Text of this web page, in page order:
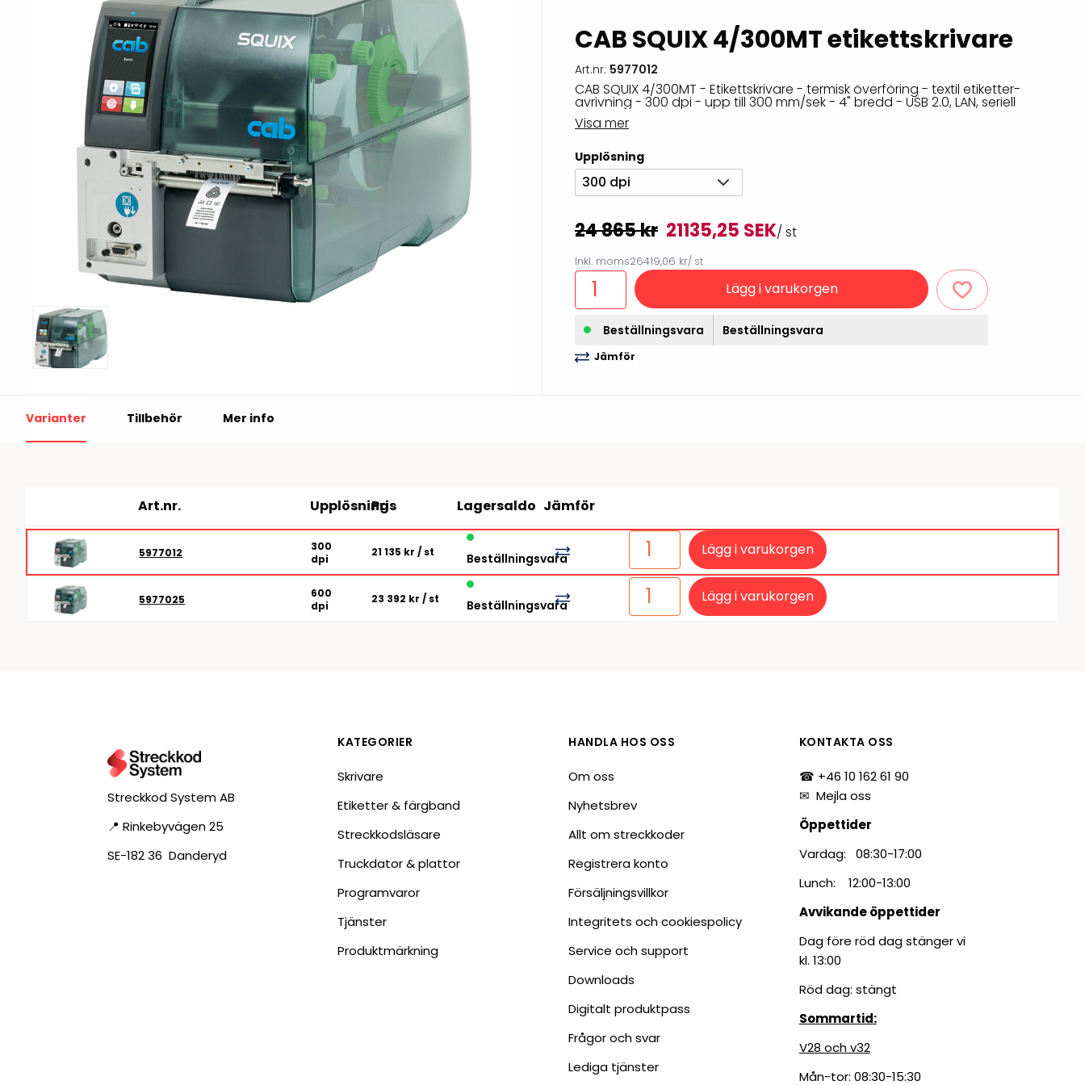
Print & Apply
Kringutrustning
Tillbehör skrivare
Etiketthållare och tillbehör
Förbrukning
bläckstråleskrivare
Varningsetiketter
och pekskärmar
RFID Handdatorer
RFID Skrivare
RFID Etiketter
Fasta RFID Läsare
RFID Streckkodsläsare
Batteridrivna
arbetsstationer
Mobile Device Management
Tillbehör etikettprogram
Outlet-handdatorer
Outlet-skrivare
Outlet-
streckkodsläsare
VISITIQ: Besökssystem
WMSIQ: Lagersystem
Tag badge
Datorlös etikettutskrift och
CAB SQUIX 4/300MT etikettskrivare
Art.nr: 5977012
CAB SQUIX 4/300MT - Etikettskrivare - termisk överföring - textil etiketter-
avrivning - 300 dpi - upp till 300 mm/sek - 4" bredd - USB 2.0, LAN, seriell
Visa mer
Upplösning
300 dpi
24 865 kr 21135,25 SEK/ st
Inkl. moms26419,06 kr/ st
Lägg i varukorgen
Beställningsvara Beställningsvara
Jämför
Varianter Tillbehör Mer info
Art.nr. Upplösning
Pris Lagersaldo Jämför
5977012
300
dpi
21 135 kr / st Beställningsvara Lägg i varukorgen
5977025
600
dpi
23 392 kr / st Beställningsvara Lägg i varukorgen
Streckkod System AB
📍 Rinkebyvägen 25
SE-182 36 Danderyd
KATEGORIER
Skrivare
Etiketter & färgband
Streckkodsläsare
Truckdator & plattor
Programvaror
Tjänster
Produktmärkning
HANDLA HOS OSS
Om oss
Nyhetsbrev
Allt om streckkoder
Registrera konto
Försäljningsvillkor
Integritets och cookiespolicy
Service och support
Downloads
Digitalt produktpass
Frågor och svar
Lediga tjänster
KONTAKTA OSS
☎ +46 10 162 61 90
✉ Mejla oss
Öppettider
Vardag: 08:30-17:00
Lunch: 12:00-13:00
Avvikande öppettider
Dag före röd dag stänger vi
kl. 13:00
Röd dag: stängt
Sommartid:
V28 och v32
Mån-tor: 08:30-15:30